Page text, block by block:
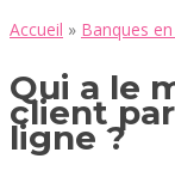
Accueil » Banques
Qui a le
client
ligne ?